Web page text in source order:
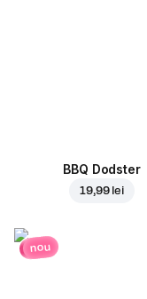
BBQ Dodster
19,99 lei
nou